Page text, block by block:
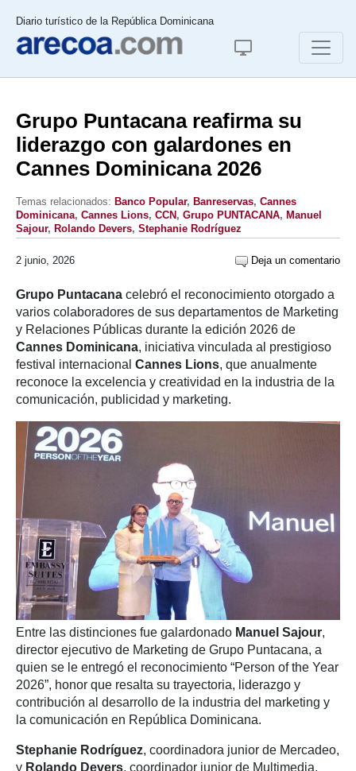
Diario turístico de la República Dominicana
Grupo Puntacana reafirma su
liderazgo con galardones en
Cannes Dominicana 2026
Temas relacionados: Banco Popular, Banreservas, Cannes
Dominicana, Cannes Lions, CCN , Grupo PUNTACANA, Manuel
Sajour, Rolando Devers, Stephanie Rodríguez
2 junio, 2026 Deja un comentario
Grupo Puntacana celebró el reconocimiento otorgado a
varios colaboradores de sus departamentos de Marketing
y Relaciones Públicas durante la edición 2026 de
Cannes Dominicana, iniciativa vinculada al prestigioso
festival internacional Cannes Lions, que anualmente
reconoce la excelencia y creatividad en la industria de la
comunicación, publicidad y marketing.
Entre las distinciones fue galardonado Manuel Sajour,
director ejecutivo de Marketing de Grupo Puntacana, a
quien se le entregó el reconocimiento “Person of the Year
2026”, honor que resalta su trayectoria, liderazgo y
contribución al desarrollo de la industria del marketing y
la comunicación en República Dominicana.
Stephanie Rodríguez, coordinadora junior de Mercadeo,
y Rolando Devers, coordinador junior de Multimedia,